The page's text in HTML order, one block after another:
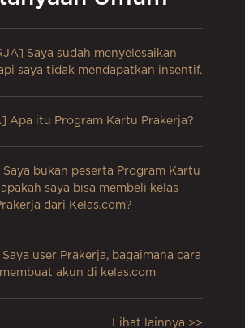
Saya sudah menyelesaikan
saya tidak mendapatkan insentif.
Apa itu Program Kartu Prakerja?
Saya bukan peserta Program Kartu
saya bisa membeli kelas
dari Kelas.com?
Saya user Prakerja, bagaimana cara
akun di kelas.com
Lihat lainnya >>